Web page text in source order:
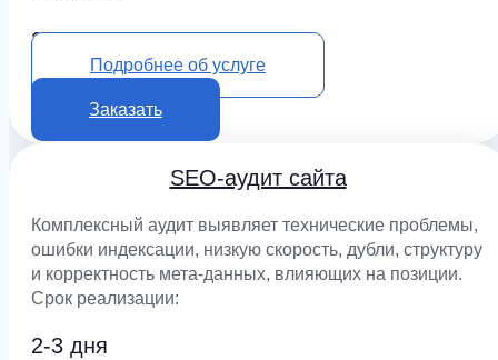
25 000 ₽
Подробнее об услуге
Заказать
SEO-аудит сайта
Комплексный аудит выявляет технические проблемы,
ошибки индексации, низкую скорость, дубли, структуру
и корректность мета-данных, влияющих на позиции.
Срок реализации:
2-3 дня